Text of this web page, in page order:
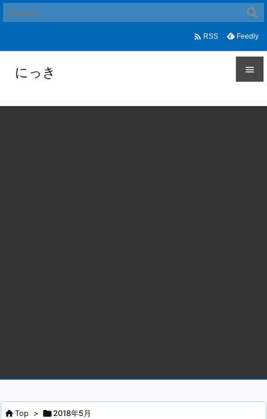
にっき 
メニュ
 RSS Feedly
Top > 2018年5月